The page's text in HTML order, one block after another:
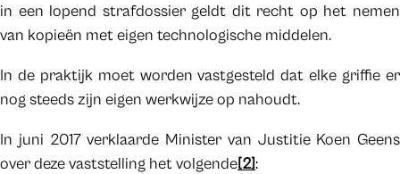
in een lopend strafdossier geldt dit recht op het nemen
van kopieën met eigen technologische middelen.
In de praktijk moet worden vastgesteld dat elke griffie er
nog steeds zijn eigen werkwijze op nahoudt.
In juni 2017 verklaarde Minister van Justitie Koen Geens
over deze vaststelling het volgende[2]: